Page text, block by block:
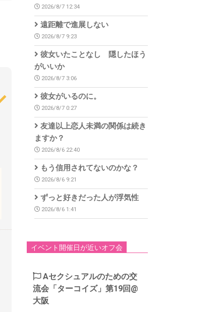
2026/8/7 12:34
遠距離で進展しない
2026/8/7 9:23
彼女いたことなし 隠したほう
がいいか
2026/8/7 3:06
彼女がいるのに。
2026/8/7 0:27
友達以上恋人未満の関係は続き
ますか？
2026/8/6 22:40
もう信用されてないのかな？
2026/8/6 9:21
ずっと好きだった人が浮気性
2026/8/6 1:41
イベント開催日が近いオフ会
Aセクシュアルのための交
流会「ターコイズ」第19回@
大阪